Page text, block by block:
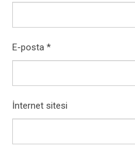
E-posta *
İnternet sitesi